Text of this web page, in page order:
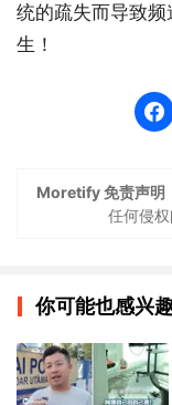
统的疏失而导致
生！
Moretify 免责声明
任何侵权
你可能也感兴